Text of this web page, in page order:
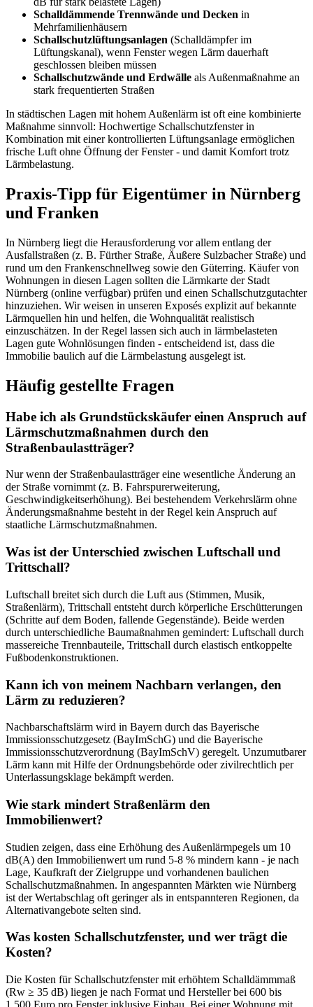
Schalldämmende Trennwände und Decken in
Mehrfamilienhäusern
Schallschutzlüftungsanlagen (Schalldämpfer im
Lüftungskanal), wenn Fenster wegen Lärm dauerhaft
geschlossen bleiben müssen
Schallschutzwände und Erdwälle als Außenmaßnahme an
stark frequentierten Straßen
In städtischen Lagen mit hohem Außenlärm ist oft eine kombinierte
Maßnahme sinnvoll: Hochwertige Schallschutzfenster in
Kombination mit einer kontrollierten Lüftungsanlage ermöglichen
frische Luft ohne Öffnung der Fenster - und damit Komfort trotz
Lärmbelastung.
Praxis-Tipp für Eigentümer in Nürnberg
und Franken
In Nürnberg liegt die Herausforderung vor allem entlang der
Ausfallstraßen (z. B. Fürther Straße, Äußere Sulzbacher Straße) und
rund um den Frankenschnellweg sowie den Güterring. Käufer von
Wohnungen in diesen Lagen sollten die Lärmkarte der Stadt
Nürnberg (online verfügbar) prüfen und einen Schallschutzgutachter
hinzuziehen. Wir weisen in unseren Exposés explizit auf bekannte
Lärmquellen hin und helfen, die Wohnqualität realistisch
einzuschätzen. In der Regel lassen sich auch in lärmbelasteten
Lagen gute Wohnlösungen finden - entscheidend ist, dass die
Immobilie baulich auf die Lärmbelastung ausgelegt ist.
Häufig gestellte Fragen
Habe ich als Grundstückskäufer einen Anspruch auf
Lärmschutzmaßnahmen durch den
Straßenbaulastträger?
Nur wenn der Straßenbaulastträger eine wesentliche Änderung an
der Straße vornimmt (z. B. Fahrspurerweiterung,
Geschwindigkeitserhöhung). Bei bestehendem Verkehrslärm ohne
Änderungsmaßnahme besteht in der Regel kein Anspruch auf
staatliche Lärmschutzmaßnahmen.
Was ist der Unterschied zwischen Luftschall und
Trittschall?
Luftschall breitet sich durch die Luft aus (Stimmen, Musik,
Straßenlärm), Trittschall entsteht durch körperliche Erschütterungen
(Schritte auf dem Boden, fallende Gegenstände). Beide werden
durch unterschiedliche Baumaßnahmen gemindert: Luftschall durch
massereiche Trennbauteile, Trittschall durch elastisch entkoppelte
Fußbodenkonstruktionen.
Kann ich von meinem Nachbarn verlangen, den
Lärm zu reduzieren?
Nachbarschaftslärm wird in Bayern durch das Bayerische
Immissionsschutzgesetz (BayImSchG) und die Bayerische
Immissionsschutzverordnung (BayImSchV) geregelt. Unzumutbarer
Lärm kann mit Hilfe der Ordnungsbehörde oder zivilrechtlich per
Unterlassungsklage bekämpft werden.
Wie stark mindert Straßenlärm den
Immobilienwert?
Studien zeigen, dass eine Erhöhung des Außenlärmpegels um 10
dB(A) den Immobilienwert um rund 5-8 % mindern kann - je nach
Lage, Kaufkraft der Zielgruppe und vorhandenen baulichen
Schallschutzmaßnahmen. In angespannten Märkten wie Nürnberg
ist der Wertabschlag oft geringer als in entspannteren Regionen, da
Alternativangebote selten sind.
Was kosten Schallschutzfenster, und wer trägt die
Kosten?
Die Kosten für Schallschutzfenster mit erhöhtem Schalldämmmaß
(Rw ≥ 35 dB) liegen je nach Format und Hersteller bei 600 bis